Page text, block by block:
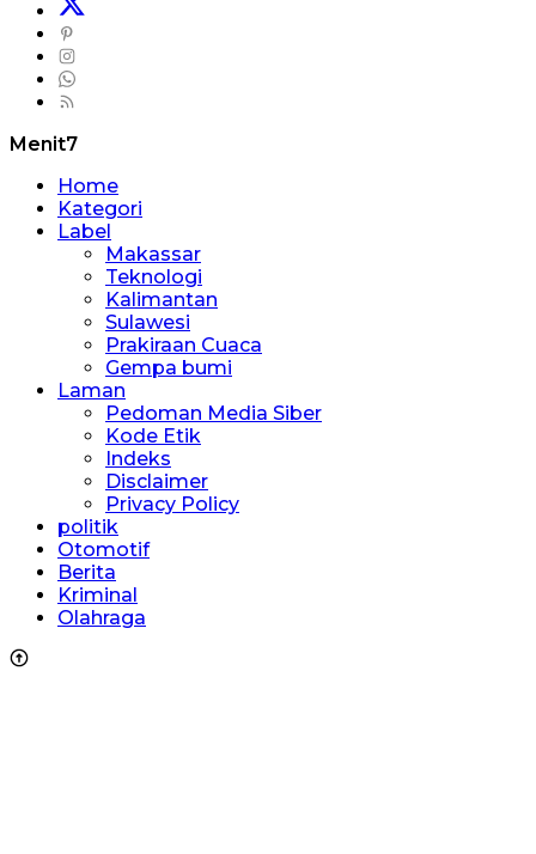
Menit7
Home
Kategori
Label
Makassar
Teknologi
Kalimantan
Sulawesi
Prakiraan Cuaca
Gempa bumi
Laman
Pedoman Media Siber
Kode Etik
Indeks
Disclaimer
Privacy Policy
politik
Otomotif
Berita
Kriminal
Olahraga